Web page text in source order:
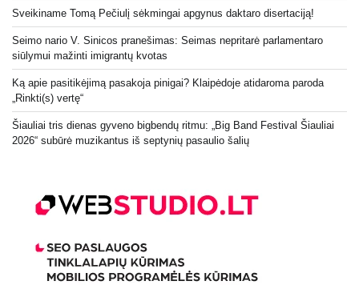
Sveikiname Tomą Pečiulį sėkmingai apgynus daktaro disertaciją!
Seimo nario V. Sinicos pranešimas: Seimas nepritarė parlamentaro
siūlymui mažinti imigrantų kvotas
Ką apie pasitikėjimą pasakoja pinigai? Klaipėdoje atidaroma paroda
„Rinkti(s) vertę“
Šiauliai tris dienas gyveno bigbendų ritmu: „Big Band Festival Šiauliai
2026“ subūrė muzikantus iš septynių pasaulio šalių